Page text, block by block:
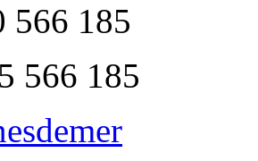
566 185
566 185